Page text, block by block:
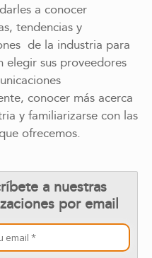
a conocer
tendencias y
de la industria para
elegir sus proveedores
conocer más acerca
y familiarizarse con las
ofrecemos.
a nuestras
por email